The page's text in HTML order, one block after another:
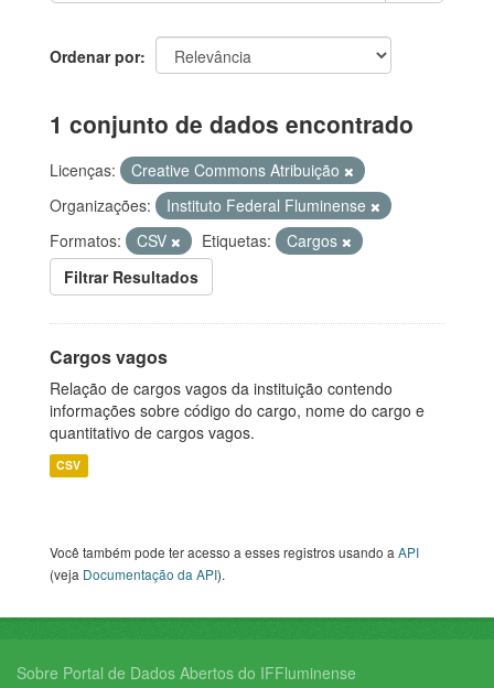
Ordenar por
1 conjunto de dados encontrado
Licenças:
Creative Commons Atribuição
Organizações:
Instituto Federal Fluminense
Formatos:
CSV Etiquetas:
Cargos
Filtrar Resultados
Cargos vagos
Relação de cargos vagos da instituição contendo
informações sobre código do cargo, nome do cargo e
quantitativo de cargos vagos.
CSV
Você também pode ter acesso a esses registros usando aAPI
(veja Documentação da API).
Sobre Portal de Dados Abertos do IFFluminense